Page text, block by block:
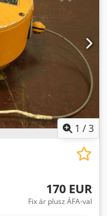
1 /3
170 EUR
Fix ár plusz ÁFA-val